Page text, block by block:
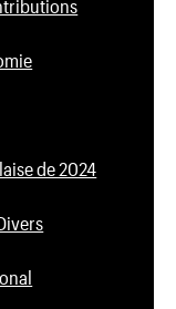
de 2024